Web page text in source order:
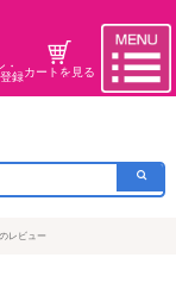
・
録カートを見る
レビュー